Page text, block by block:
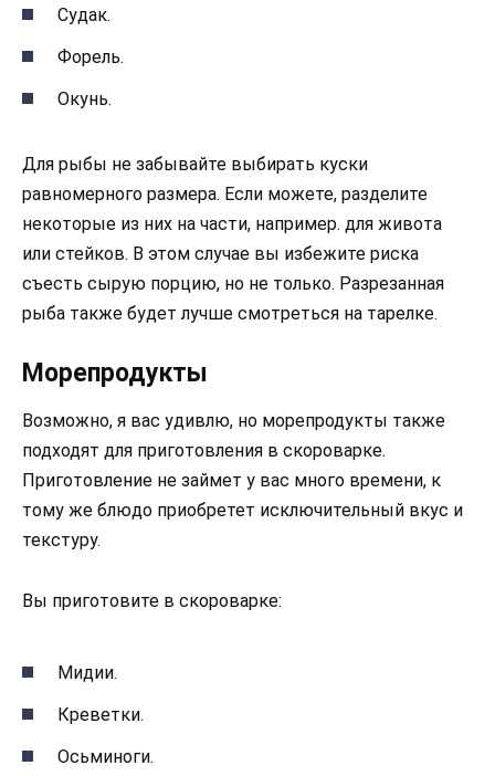
Судак.
Форель.
Окунь.
Для рыбы не забывайте выбирать куски
равномерного размера. Если можете, разделите
некоторые из них на части, например. для живота
или стейков. В этом случае вы избежите риска
съесть сырую порцию, но не только. Разрезанная
рыба также будет лучше смотреться на тарелке.
Морепродукты
Возможно, я вас удивлю, но морепродукты также
подходят для приготовления в скороварке.
Приготовление не займет у вас много времени, к
тому же блюдо приобретет исключительный вкус и
текстуру.
Вы приготовите в скороварке:
Мидии.
Креветки.
Осьминоги.